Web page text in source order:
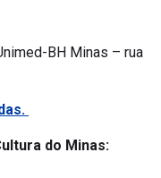
BH Minas – rua
do Minas: